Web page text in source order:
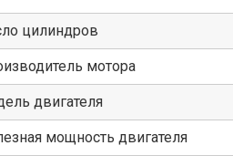
цилиндров
мотора
двигателя
мощность двигателя